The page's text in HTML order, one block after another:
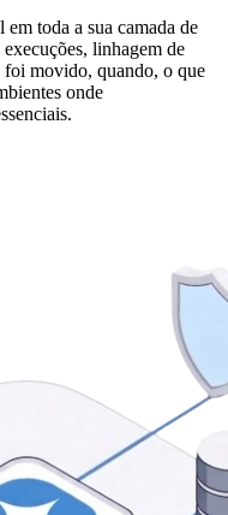
toda a sua camada de
linhagem de
foi movido, quando, o que
onde